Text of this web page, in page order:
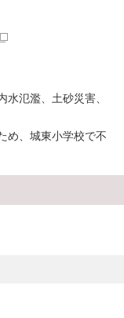
氾濫、土砂災害、
め、城東小学校で不